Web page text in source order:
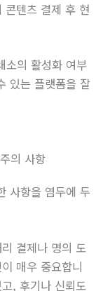
텐츠 결제 후 현
소의 활성화 여부
있는 플랫폼을 잘
의 사항
사항을 염두에 두
결제나 명의 도
매우 중요합니
, 후기나 신뢰도